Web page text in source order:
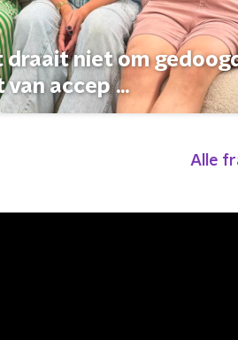
draait niet om
accep ...
Alle